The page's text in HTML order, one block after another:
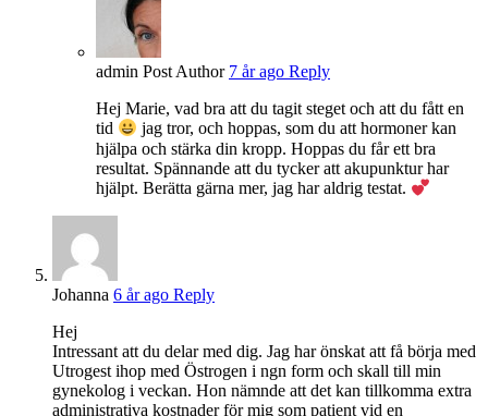
admin Post Author 7 år ago Reply
Hej Marie, vad bra att du tagit steget och att du fått en
tid
jag tror, och hoppas, som du att hormoner kan
hjälpa och stärka din kropp. Hoppas du får ett bra
resultat. Spännande att du tycker att akupunktur har
hjälpt. Berätta gärna mer, jag har aldrig testat.
Johanna 6 år ago Reply
Hej
Intressant att du delar med dig. Jag har önskat att få börja med
Utrogest ihop med Östrogen i ngn form och skall till min
gynekolog i veckan. Hon nämnde att det kan tillkomma extra
administrativa kostnader för mig som patient vid en